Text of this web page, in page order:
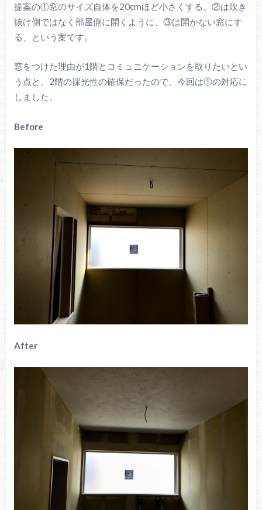
提案の①窓のサイズ自体を20cmほど小さくする。②は吹き
抜け側ではなく部屋側に開くように、③は開かない窓にす
る、という案です。
窓をつけた理由が1階とコミュニケーションを取りたいとい
う点と、2階の採光性の確保だったので、今回は①の対応に
しました。
Before
After